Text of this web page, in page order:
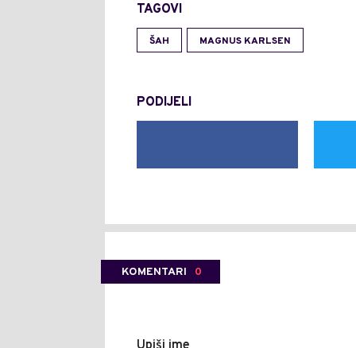
TAGOVI
ŠAH MAGNUS KARLSEN
PODIJELI
KOMENTARI 0